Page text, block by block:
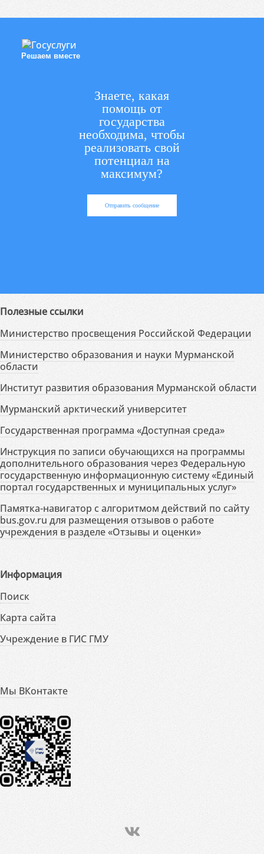
Решаем вместе
Знаете, какая
помощь от
государства
необходима, чтобы
реализовать свой
потенциал на
максимум?
Отправить сообщение
Полезные ссылки
Министерство просвещения Российской Федерации
Министерство образования и науки Мурманской
области
Институт развития образования Мурманской области
Мурманский арктический университет
Государственная программа «Доступная среда»
Инструкция по записи обучающихся на программы
дополнительного образования через Федеральную
государственную информационную систему «Единый
портал государственных и муниципальных услуг»
Памятка-навигатор с алгоритмом действий по сайту
bus.gov.ru для размещения отзывов о работе
учреждения в разделе «Отзывы и оценки»
Информация
Поиск
Карта сайта
Учреждение в ГИС ГМУ
Мы ВКонтакте